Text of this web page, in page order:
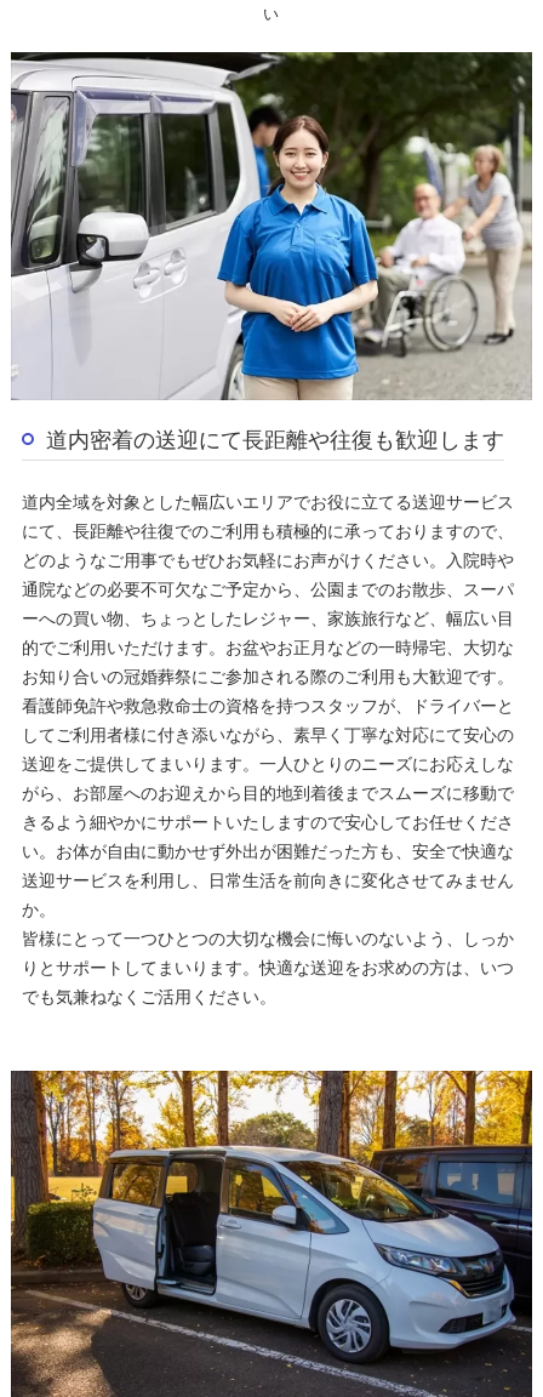
い
道内密着の送迎にて長距離や往復も歓迎します
道内全域を対象とした幅広いエリアでお役に立てる送迎サービス
にて、長距離や往復でのご利用も積極的に承っておりますので、
どのようなご用事でもぜひお気軽にお声がけください。入院時や
通院などの必要不可欠なご予定から、公園までのお散歩、スーパ
ーへの買い物、ちょっとしたレジャー、家族旅行など、幅広い目
的でご利用いただけます。お盆やお正月などの一時帰宅、大切な
お知り合いの冠婚葬祭にご参加される際のご利用も大歓迎です。
看護師免許や救急救命士の資格を持つスタッフが、ドライバーと
してご利用者様に付き添いながら、素早く丁寧な対応にて安心の
送迎をご提供してまいります。一人ひとりのニーズにお応えしな
がら、お部屋へのお迎えから目的地到着後までスムーズに移動で
きるよう細やかにサポートいたしますので安心してお任せくださ
い。お体が自由に動かせず外出が困難だった方も、安全で快適な
送迎サービスを利用し、日常生活を前向きに変化させてみません
か。
皆様にとって一つひとつの大切な機会に悔いのないよう、しっか
りとサポートしてまいります。快適な送迎をお求めの方は、いつ
でも気兼ねなくご活用ください。